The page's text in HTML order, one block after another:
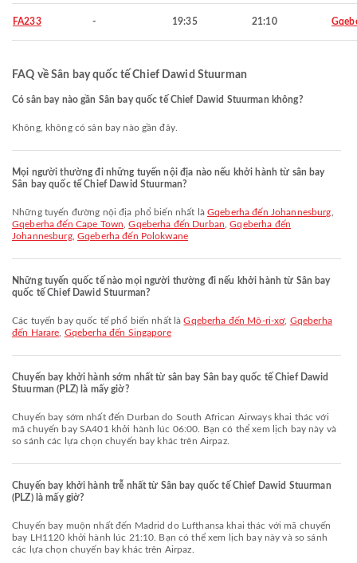
FA233 - 19:35 21:10
FAQ về Sân bay quốc tế Chief Dawid Stuurman
Có sân bay nào gần Sân bay quốc tế Chief Dawid Stuurman không?
Không, không có sân bay nào gần đây.
Mọi người thường đi những tuyến nội địa nào nếu khởi hành từ sân bay
Sân bay quốc tế Chief Dawid Stuurman?
Những tuyến đường nội địa phổ biến nhất làGqeberha đến Johannesburg
Gqeberha đến Cape Town ,Gqeberha đến Durban ,Gqeberha đến
Johannesburg, Gqeberha đến Polokwane
Những tuyến quốc tế nào mọi người thường đi nếu khởi hành từ Sân bay
quốc tế Chief Dawid Stuurman?
Các tuyến bay quốc tế phổ biến nhất làGqeberha đến Mô-ri-xơ, Gqeberha
đến Harare Gqeberha đến Singapore
Chuyến bay khởi hành sớm nhất từ sân bay Sân bay quốc tế Chief Dawid
Stuurman (PLZ) là mấy giờ?
Chuyến bay sớm nhất đến Durban do South African Airways khai thác với
mã chuyến bay SA401 khởi hành lúc 06:00. Bạn có thể xem lịch bay này và
so sánh các lựa chọn chuyến bay khác trên Airpaz.
Chuyến bay khởi hành trễ nhất từ Sân bay quốc tế Chief Dawid Stuurman
(PLZ) là mấy giờ?
Chuyến bay muộn nhất đến Madrid do Lufthansa khai thác với mã chuyến
bay LH1120 khởi hành lúc 21:10. Bạn có thể xem lịch bay này và so sánh
các lựa chọn chuyến bay khác trên Airpaz.